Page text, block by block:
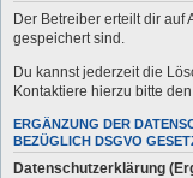
Der Betreiber erteilt dir auf
gespeichert sind.
Du kannst jederzeit die
Kontaktiere hierzu bitte den
ERGÄNZUNG DER
BEZÜGLICH DSGVO
Datenschutzerklärung